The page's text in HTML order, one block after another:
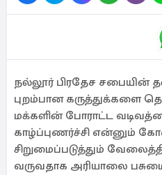
நல்லூர் பிரதேச சபையின்
புறம்பான கருத்துக்களை
மக்களின் போராட்ட
காழ்ப்புணர்ச்சி என்னும்
சிறுமைப்படுத்தும்
வருவதாக அரியாலை